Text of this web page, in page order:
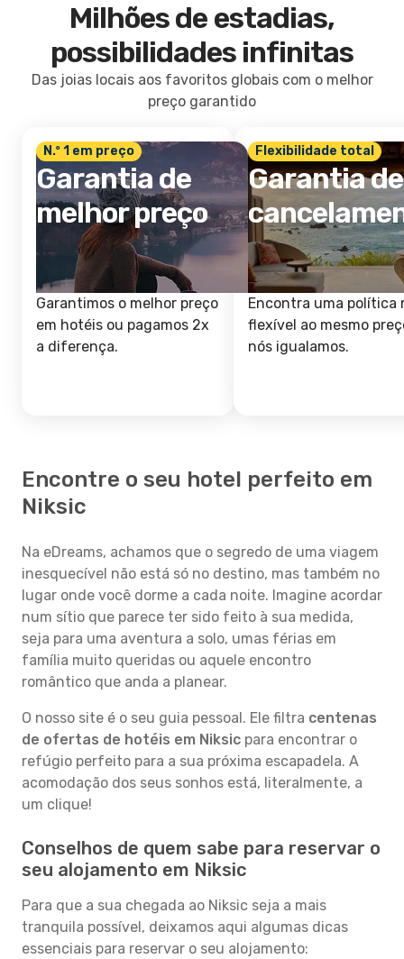
Milhões de estadias,
possibilidades infinitas
Das joias locais aos favoritos globais com o melhor
preço garantido
N.º 1 em preço
Garantia de
melhor preço
Garantimos o melhor preço
em hotéis ou pagamos 2x
a diferença.
Flexibilidade total
Garantia de
Encontra uma política
flexível ao mesmo
nós igualamos.
Encontre o seu hotel perfeito em
Niksic
Na eDreams, achamos que o segredo de uma viagem
inesquecível não está só no destino, mas também no
lugar onde você dorme a cada noite. Imagine acordar
num sítio que parece ter sido feito à sua medida,
seja para uma aventura a solo, umas férias em
família muito queridas ou aquele encontro
romântico que anda a planear.
O nosso site é o seu guia pessoal. Ele filtra centenas
de ofertas de hotéis em Niksic para encontrar o
refúgio perfeito para a sua próxima escapadela. A
acomodação dos seus sonhos está, literalmente, a
um clique!
Conselhos de quem sabe para reservar o
seu alojamento em Niksic
Para que a sua chegada ao Niksic seja a mais
tranquila possível, deixamos aqui algumas dicas
essenciais para reservar o seu alojamento: